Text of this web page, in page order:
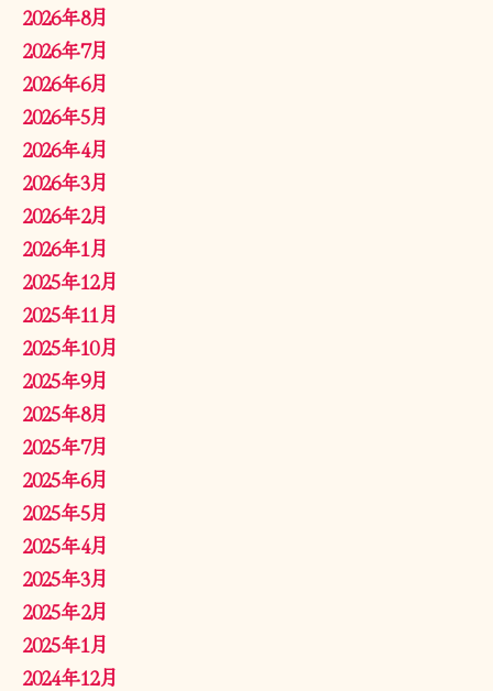
2026年8月
2026年7月
2026年6月
2026年5月
2026年4月
2026年3月
2026年2月
2026年1月
2025年12月
2025年11月
2025年10月
2025年9月
2025年8月
2025年7月
2025年6月
2025年5月
2025年4月
2025年3月
2025年2月
2025年1月
2024年12月